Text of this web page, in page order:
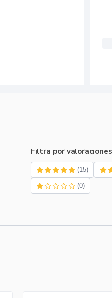
Filtra por valoraciones
(15)
(0)